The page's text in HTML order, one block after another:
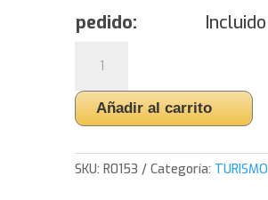
pedido:
Incluido
ADVAN
Sport
V105
235/50/19
99
Añadir al carrito
SKU:R0153 Categoría: TURISMO